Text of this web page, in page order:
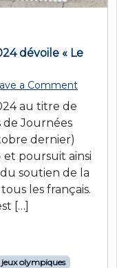
dévoile « Le
a Comment
au titre de
de Journées
dernier)
et poursuit ainsi
soutien de la
les français.
[…]
jeux olympiques